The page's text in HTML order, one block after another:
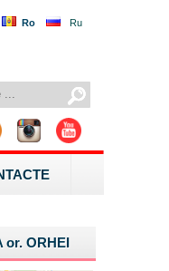
Ro Ru
or.ORHEI